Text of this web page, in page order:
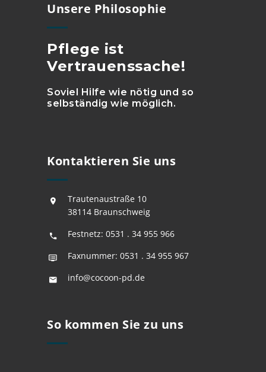
Unsere Philosophie
Pflege ist
Vertrauenssache!
Soviel Hilfe wie nötig und so
selbständig wie möglich.
Kontaktieren Sie uns
Trautenaustraße 10
38114 Braunschweig
Festnetz: 0531 . 34 955 966
Faxnummer: 0531 . 34 955 967
info@cocoon-pd.de
So kommen Sie zu uns